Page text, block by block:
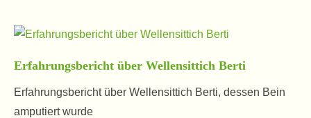
Erfahrungsbericht über Wellensittich Berti
Erfahrungsbericht über Wellensittich Berti, dessen Bein
amputiert wurde